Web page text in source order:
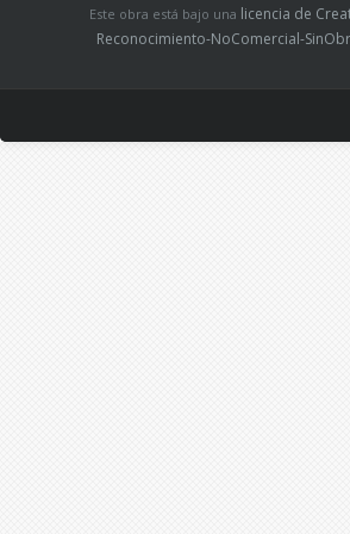
integrándose en una fraternidad
rechazo al que consideran
y dan culto a unos símbolos.
Este obra está bajo una licencia de
Reconocimiento-NoComercial-